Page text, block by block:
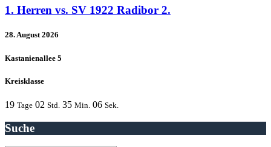
1. Herren vs. SV 1922 Radibor 2.
28. August 2026
Kastanienallee 5
Kreisklasse
19 Tage 02 Std. 35 Min. 06 Sek.
Suche